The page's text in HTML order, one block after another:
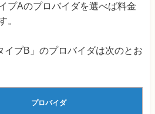
プAのプロバイダを選べば料金
。
イプB」のプロバイダは次のとお
プロバイダ